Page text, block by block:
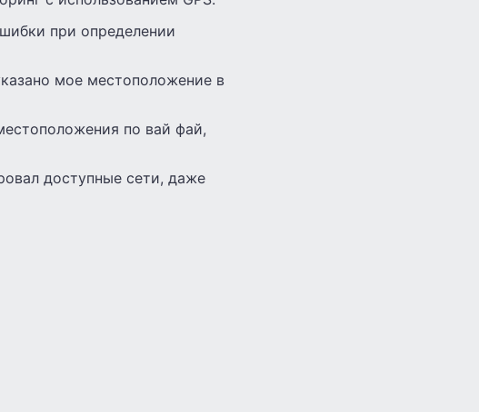
при определении
мое местоположение в
по вай фай,
доступные сети, даже